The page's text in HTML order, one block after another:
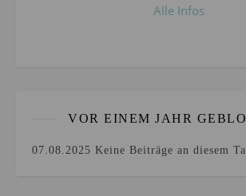
Alle Infos
VOR EINEM JAHR
07.08.2025 Keine Beiträge an diesem